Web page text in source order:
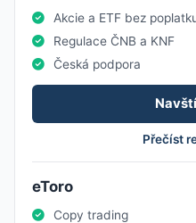
Akcie a ETF bez
Regulace ČNB a KNF
Česká podpora
Přečíst
eToro
Copy trading